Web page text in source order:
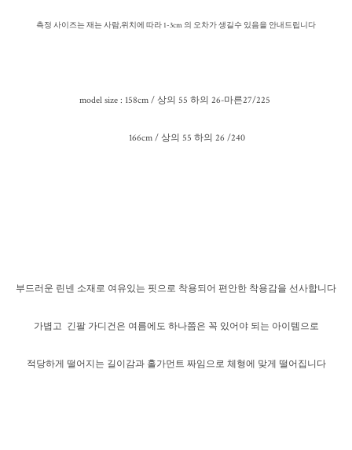
측정 사이즈는 재는 사람,위치에 따라 1-3cm 의 오차가 생길수 있음을 안내드립니다
model size : 158cm / 상의 55 하의 26-마른27/225
166cm / 상의 55 하의 26 /240
부드러운 린넨 소재로 여유있는 핏으로 착용되어 편안한 착용감을 선사합니다
가볍고 긴팔 가디건은 여름에도 하나쯤은 꼭 있어야 되는 아이템으로
적당하게 떨어지는 길이감과 홀가먼트 짜임으로 체형에 맞게 떨어집니다